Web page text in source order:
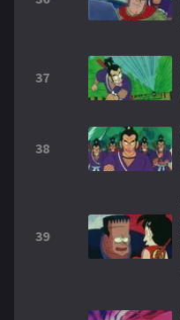
37
38
39